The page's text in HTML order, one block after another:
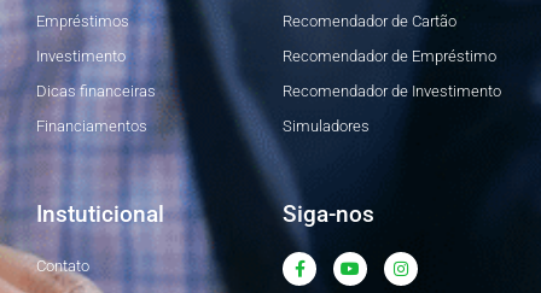
Empréstimos
Investimento
Dicas financeiras
Financiamentos
Recomendador de Cartão
Recomendador de Empréstimo
Recomendador de Investimento
Simuladores
Instuticional
Contato
Siga-nos
F
a
Y
o
I
n